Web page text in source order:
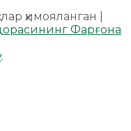
ҳимояланган |
Фарғона
.